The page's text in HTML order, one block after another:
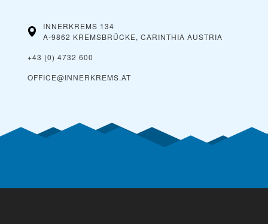
INNERKREMS 134
A-9862 KREMSBRÜCKE, CARINTHIA AUSTRIA
+43 (0) 4732 600
OFFICE@INNERKREMS.AT